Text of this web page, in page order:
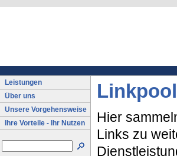
Leistungen
Über uns
Unsere Vorgehensweise
Ihre Vorteile - Ihr Nutzen
Linkpool
Hier
Links zu